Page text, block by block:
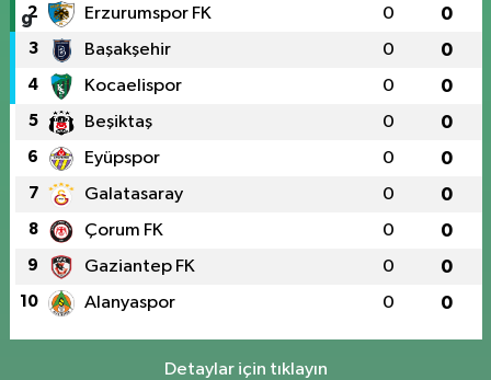
2 Erzurumspor FK 0 0
3 Başakşehir 0 0
4 Kocaelispor 0 0
5 Beşiktaş 0 0
6 Eyüpspor 0 0
7 Galatasaray 0 0
8 Çorum FK 0 0
9 Gaziantep FK 0 0
10 Alanyaspor 0 0
Detaylar için tıklayın